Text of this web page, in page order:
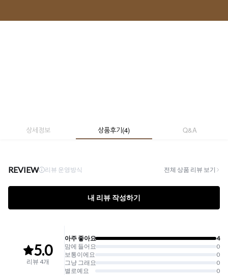
상세정보 상품후기(4) Q&A